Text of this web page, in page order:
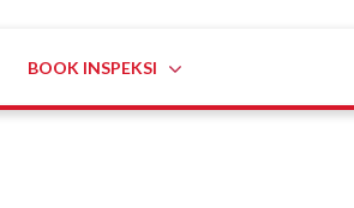
BOOK INSPEKSI